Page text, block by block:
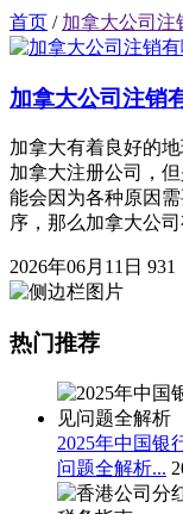
首页 / 加拿大公司注
加拿大公司注销
加拿大有着良好的
加拿大注册公司，
能会因为各种原因
序，那么加拿大公
2026年06月11日 931
热门推荐
2025年中国银
问题全解析...